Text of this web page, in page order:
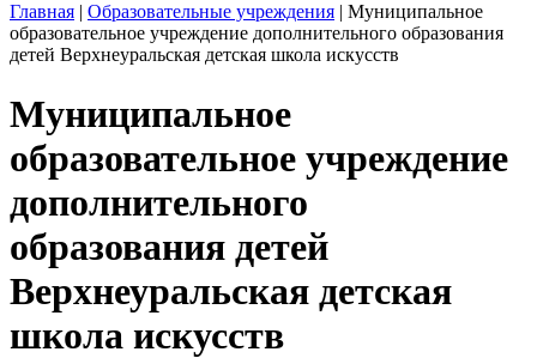
Главная | Образовательные учреждения | Муниципальное
образовательное учреждение дополнительного образования
детей Верхнеуральская детская школа искусств
Муниципальное
образовательное учреждение
дополнительного
образования детей
Верхнеуральская детская
школа искусств